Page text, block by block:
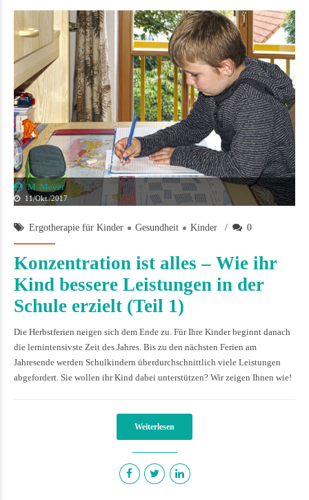
M. Meyer
11/Okt./2017
Ergotherapie für Kinder Gesundheit Kinder 0
Konzentration ist alles – Wie ihr
Kind bessere Leistungen in der
Schule erzielt (Teil 1)
Die Herbstferien neigen sich dem Ende zu. Für Ihre Kinder beginnt danach
die lernintensivste Zeit des Jahres. Bis zu den nächsten Ferien am
Jahresende werden Schulkindern überdurchschnittlich viele Leistungen
abgefordert. Sie wollen ihr Kind dabei unterstützen? Wir zeigen Ihnen wie!
Weiterlesen